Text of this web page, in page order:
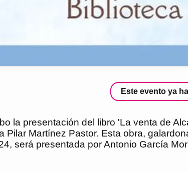
Este evento ya
la presentación del libro 'La venta de
Pilar Martínez Pastor. Esta obra,
será presentada por Antonio García